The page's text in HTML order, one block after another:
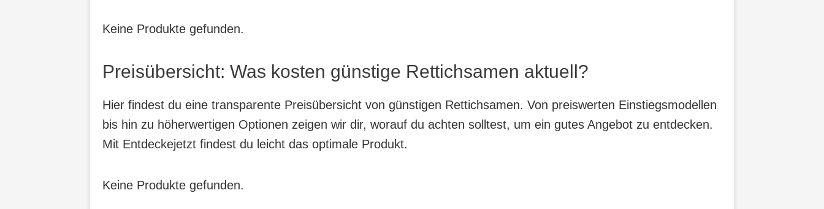
Keine Produkte gefunden.
Preisübersicht: Was kosten günstige Rettichsamen aktuell?
Hier findest du eine transparente Preisübersicht von günstigen Rettichsamen. Von preiswerten Einstiegsmodellen
bis hin zu höherwertigen Optionen zeigen wir dir, worauf du achten solltest, um ein gutes Angebot zu entdecken.
Mit Entdeckejetzt findest du leicht das optimale Produkt.
Keine Produkte gefunden.